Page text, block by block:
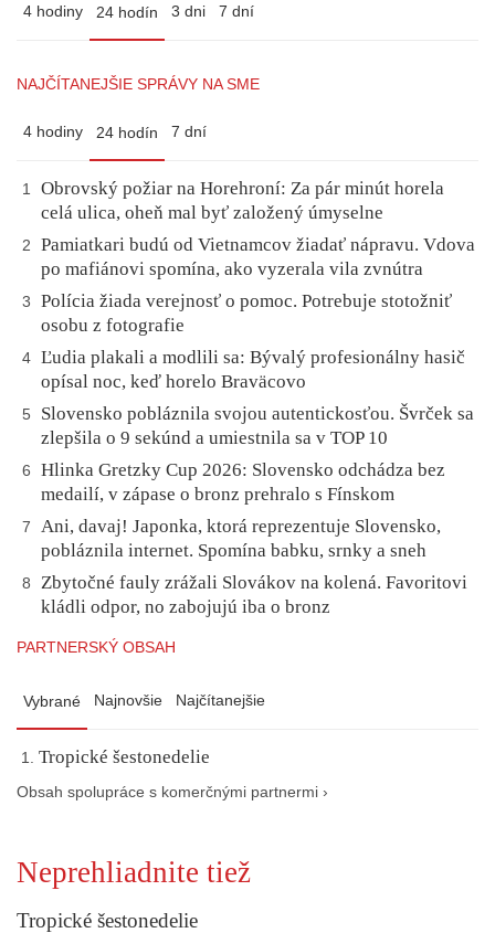
4 hodiny 24 hodín 3 dni 7 dní
NAJČÍTANEJŠIE SPRÁVY NA SME
4 hodiny 24 hodín 7 dní
1
Obrovský požiar na Horehroní: Za pár minút horela
celá ulica, oheň mal byť založený úmyselne
2
Pamiatkari budú od Vietnamcov žiadať nápravu. Vdova
po mafiánovi spomína, ako vyzerala vila zvnútra
3
Polícia žiada verejnosť o pomoc. Potrebuje stotožniť
osobu z fotografie
4 Ľudia plakali a modlili sa: Bývalý profesionálny hasič
opísal noc, keď horelo Braväcovo
5
Slovensko pobláznila svojou autentickosťou. Švrček sa
zlepšila o 9 sekúnd a umiestnila sa v TOP 10
6
Hlinka Gretzky Cup 2026: Slovensko odchádza bez
medailí, v zápase o bronz prehralo s Fínskom
7
Ani, davaj! Japonka, ktorá reprezentuje Slovensko,
pobláznila internet. Spomína babku, srnky a sneh
8
Zbytočné fauly zrážali Slovákov na kolená. Favoritovi
kládli odpor, no zabojujú iba o bronz
PARTNERSKÝ OBSAH
Vybrané Najnovšie Najčítanejšie
Tropické šestonedelie
Obsah spolupráce s komerčnými partnermi ›
Neprehliadnite tiež
Tropické šestonedelie